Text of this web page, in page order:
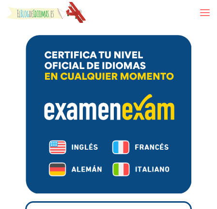
Skip to content